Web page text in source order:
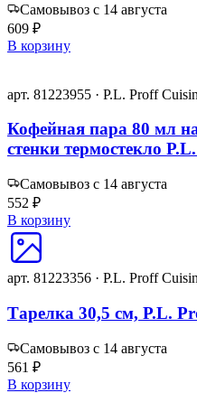
Самовывоз с 14 августа
609 ₽
В корзину
арт. 81223955 · P.L. Proff
Кофейная пара 80 мл
стенки термостекло
Самовывоз с 14 августа
552 ₽
В корзину
арт. 81223356 · P.L. Proff
Тарелка 30,5 см, P.L.
Самовывоз с 14 августа
561 ₽
В корзину